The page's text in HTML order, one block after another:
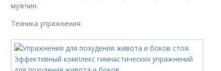
мужчин.
Техника упражнения: